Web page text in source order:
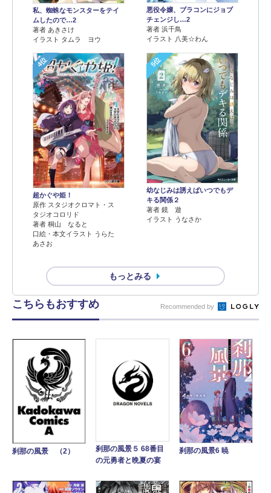
私、蜘蛛なモンスターをテイ
ムしたので…2
著者 あきさけ
イラスト タムラ ヨウ
悪役令嬢、ブラコンにジョブ
チェンジし…2
著者 浜千鳥
イラスト 八美☆わん
4位
超かぐや姫！
原作 スタジオクロマト・ス
タジオコロリド
著者 桐山 なると
口絵・本文イラスト うらた
あさお
5位
幼なじみは誘えばいつでもデ
キる関係２
著者 鏡 遊
イラスト うなさか
もっとみる
こちらもおすすめ Recommended by
刹那の風景 （2）
刹那の風景５ 68番目
の元勇者と晩夏の宴
刹那の風景6 暁